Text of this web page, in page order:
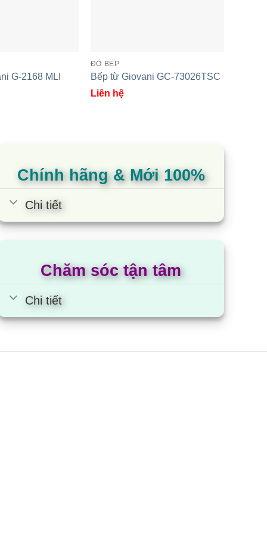
G-2168 MLI
ĐỒ BẾP
Bếp từ Giovani GC-73026TSC
Liên hệ
Chính hãng & Mới 100%
Chi tiết
Chăm sóc tận tâm
Chi tiết